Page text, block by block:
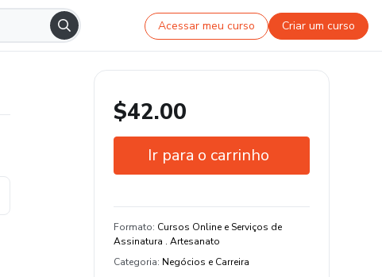
Acessar meu curso Criar um curso
$42.00
Ir para o carrinho
Formato: Cursos Online e Serviços de
Assinatura . Artesanato
Categoria: Negócios e Carreira